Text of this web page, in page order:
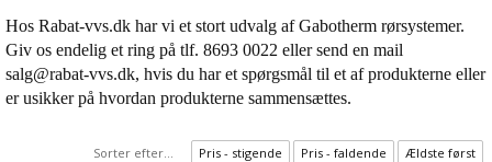
Hos Rabat-vvs.dk har vi et stort udvalg af Gabotherm rørsystemer.
Giv os endelig et ring på tlf. 8693 0022 eller send en mail
salg@rabat-vvs.dk, hvis du har et spørgsmål til et af produkterne eller
er usikker på hvordan produkterne sammensættes.
Sorter efter... Pris - stigende Pris - faldende
Ældste først